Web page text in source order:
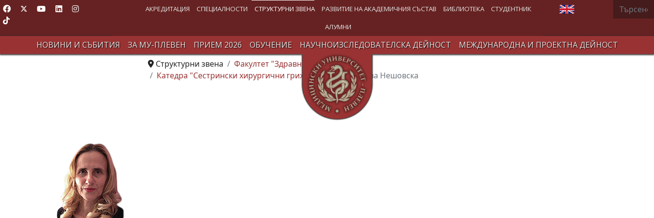
АКРЕДИТАЦИЯ СПЕЦИАЛНОСТИ СТРУКТУРНИ ЗВЕНА РАЗВИТИЕ НА АКАДЕМИЧНИЯ СЪСТАВ БИБЛИОТЕКА СТУДЕНТНИК
АЛУМНИ
Изберете език Търсене
НОВИНИ И СЪБИТИЯ ЗА МУ-ПЛЕВЕН ПРИЕМ 2026 ОБУЧЕНИЕ НАУЧНОИЗСЛЕДОВАТЕЛСКА ДЕЙНОСТ
МЕЖДУНАРОДНА И ПРОЕКТНА ДЕЙНОСТ
Структурни звена
Факултет "Здравни грижи" (ФЗГ)
Катедра "Сестрински хирургични грижи"
Надя Петрова Нешовска